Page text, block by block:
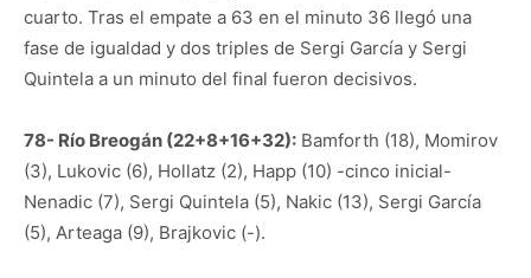
cuarto. Tras el empate a 63 en el minuto 36 llegó una
fase de igualdad y dos triples de Sergi García y Sergi
Quintela a un minuto del final fueron decisivos.
78- Río Breogán (22+8+16+32): Bamforth (18), Momirov
(3), Lukovic (6), Hollatz (2), Happ (10) -cinco inicial-
Nenadic (7), Sergi Quintela (5), Nakic (13), Sergi García
(5), Arteaga (9), Brajkovic (-).